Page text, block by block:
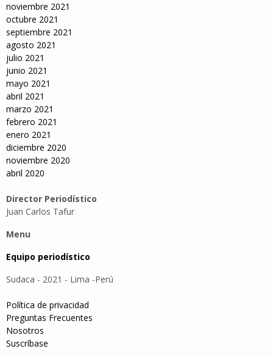
noviembre 2021
octubre 2021
septiembre 2021
agosto 2021
julio 2021
junio 2021
mayo 2021
abril 2021
marzo 2021
febrero 2021
enero 2021
diciembre 2020
noviembre 2020
abril 2020
Director Periodístico
Juan Carlos Tafur
Menu
Equipo periodístico
Sudaca - 2021 - Lima -Perú
Política de privacidad
Preguntas Frecuentes
Nosotros
Suscríbase